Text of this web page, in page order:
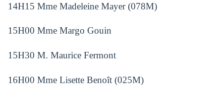
14H15 Mme Madeleine Mayer (078M)
15H00 Mme Margo Gouin
15H30 M. Maurice Fermont
16H00 Mme Lisette Benoît (025M)